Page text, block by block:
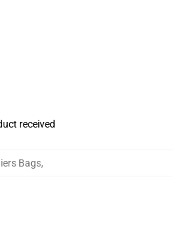
received
Bags,